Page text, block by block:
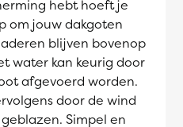
hebt hoeft je
om jouw dakgoten
blijven bovenop
water kan keurig door
afgevoerd worden.
door de wind
Simpel en